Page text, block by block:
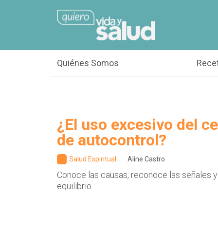
Quiénes Somos
¿El uso excesivo del
de autocontrol?
Salud Espiritual Aline Castro
Conoce las causas, reconoce las señales
equilibrio.